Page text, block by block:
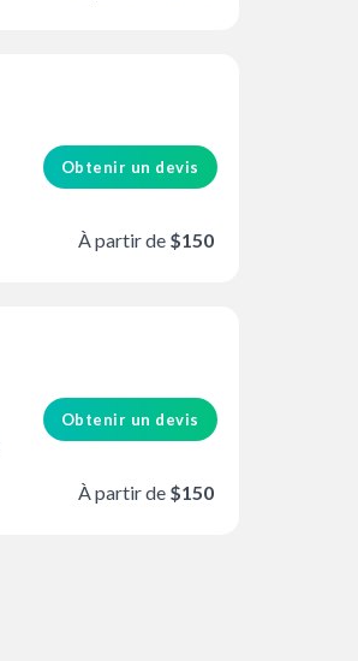
Obtenir un devis
À partir de $150
Obtenir un devis
À partir de $150